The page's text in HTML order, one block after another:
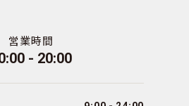
営業時間
- 20:00